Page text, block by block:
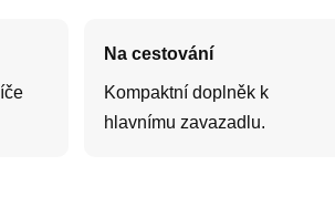
Na cestování
Kompaktní doplněk k
hlavnímu zavazadlu.